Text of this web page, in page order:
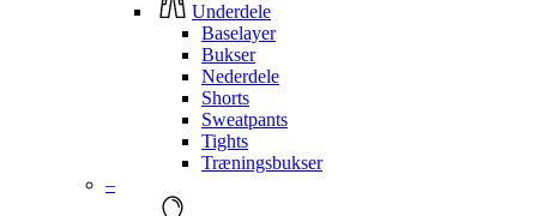
Underdele
Baselayer
Bukser
Nederdele
Shorts
Sweatpants
Tights
Træningsbukser
–